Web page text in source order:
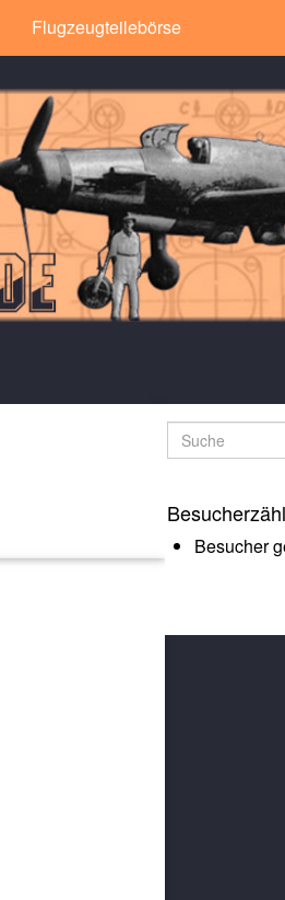
Flugzeugteilebörse
Suche
Besucher